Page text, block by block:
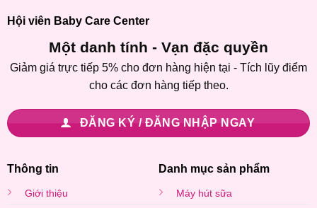
Hội viên Baby Care Center
Một danh tính - Vạn đặc quyền
Giảm giá trực tiếp 5% cho đơn hàng hiện tại - Tích lũy điểm
cho các đơn hàng tiếp theo.
ĐĂNG KÝ / ĐĂNG NHẬP NGAY
Thông tin
Giới thiệu
Danh mục sản phẩm
Máy hút sữa